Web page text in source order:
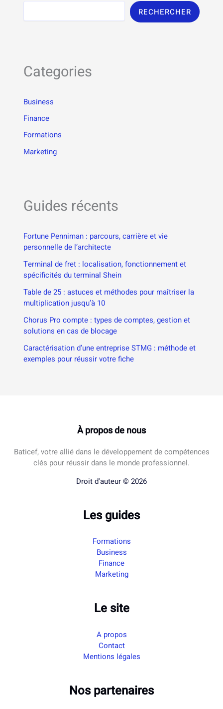
RECHERCHER
Categories
Business
Finance
Formations
Marketing
Guides récents
Fortune Penniman : parcours, carrière et vie
personnelle de l’architecte
Terminal de fret : localisation, fonctionnement et
spécificités du terminal Shein
Table de 25 : astuces et méthodes pour maîtriser la
multiplication jusqu’à 10
Chorus Pro compte : types de comptes, gestion et
solutions en cas de blocage
Caractérisation d’une entreprise STMG : méthode et
exemples pour réussir votre fiche
À propos de nous
Baticef, votre allié dans le développement de compétences
clés pour réussir dans le monde professionnel.
Droit d'auteur © 2026
Les guides
Formations
Business
Finance
Marketing
Le site
A propos
Contact
Mentions légales
Nos partenaires